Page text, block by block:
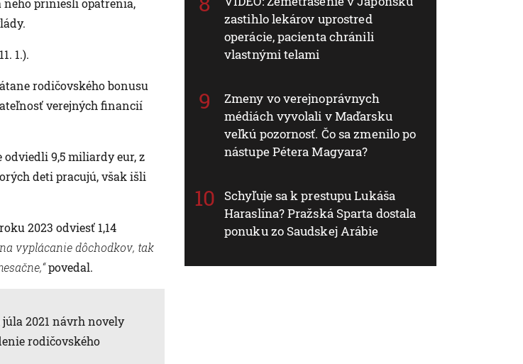
neho priniesli opatrenia,
1.).
rodičovského bonusu
verejných financií
9,5 miliardy eur, z
deti pracujú, však išli
2023 odviesť 1,14
vyplácanie dôchodkov, tak
povedal.
2021 návrh novely
rodičovského
zastihlo lekárov uprostred
operácie, pacienta chránili
vlastnými telami
Zmeny vo verejnoprávnych
médiách vyvolali v Maďarsku
veľkú pozornosť. Čo sa zmenilo po
nástupe Pétera Magyara?
Schyľuje sa k prestupu Lukáša
Haraslína? Pražská Sparta dostala
ponuku zo Saudskej Arábie